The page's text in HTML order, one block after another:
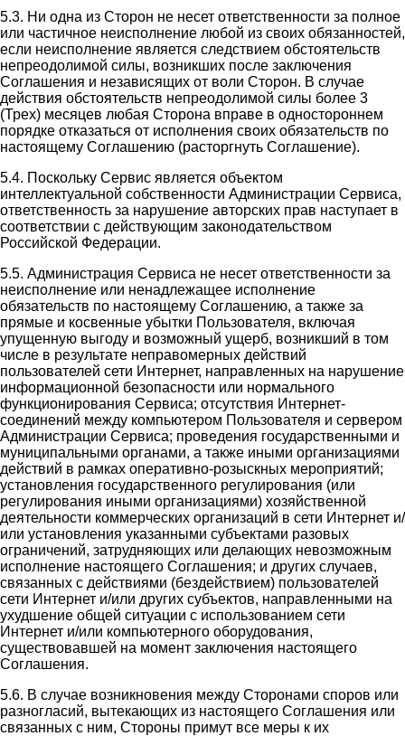
5.3. Ни одна из Сторон не несет ответственности за полное
или частичное неисполнение любой из своих обязанностей,
если неисполнение является следствием обстоятельств
непреодолимой силы, возникших после заключения
Соглашения и независящих от воли Сторон. В случае
действия обстоятельств непреодолимой силы более 3
(Трех) месяцев любая Сторона вправе в одностороннем
порядке отказаться от исполнения своих обязательств по
настоящему Соглашению (расторгнуть Соглашение).
5.4. Поскольку Сервис является объектом
интеллектуальной собственности Администрации Сервиса,
ответственность за нарушение авторских прав наступает в
соответствии с действующим законодательством
Российской Федерации.
5.5. Администрация Сервиса не несет ответственности за
неисполнение или ненадлежащее исполнение
обязательств по настоящему Соглашению, а также за
прямые и косвенные убытки Пользователя, включая
упущенную выгоду и возможный ущерб, возникший в том
числе в результате неправомерных действий
пользователей сети Интернет, направленных на нарушение
информационной безопасности или нормального
функционирования Сервиса; отсутствия Интернет-
соединений между компьютером Пользователя и сервером
Администрации Сервиса; проведения государственными и
муниципальными органами, а также иными организациями
действий в рамках оперативно-розыскных мероприятий;
установления государственного регулирования (или
регулирования иными организациями) хозяйственной
деятельности коммерческих организаций в сети Интернет и/
или установления указанными субъектами разовых
ограничений, затрудняющих или делающих невозможным
исполнение настоящего Соглашения; и других случаев,
связанных с действиями (бездействием) пользователей
сети Интернет и/или других субъектов, направленными на
ухудшение общей ситуации с использованием сети
Интернет и/или компьютерного оборудования,
существовавшей на момент заключения настоящего
Соглашения.
5.6. В случае возникновения между Сторонами споров или
разногласий, вытекающих из настоящего Соглашения или
связанных с ним, Стороны примут все меры к их